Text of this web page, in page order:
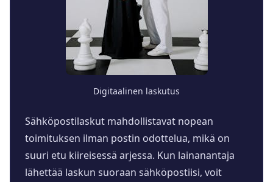
Digitaalinen laskutus
Sähköpostilaskut mahdollistavat nopean
toimituksen ilman postin odottelua, mikä on
suuri etu kiireisessä arjessa. Kun lainanantaja
lähettää laskun suoraan sähköpostiisi, voit